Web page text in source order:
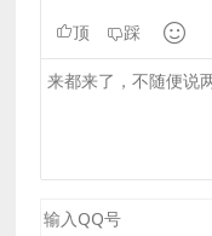
顶 踩 